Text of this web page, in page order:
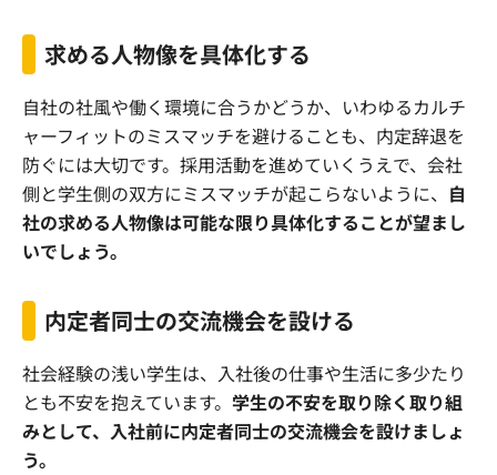
求める人物像を具体化する
自社の社風や働く環境に合うかどうか、いわゆるカルチ
ャーフィットのミスマッチを避けることも、内定辞退を
防ぐには大切です。採用活動を進めていくうえで、会社
側と学生側の双方にミスマッチが起こらないように、 自
社の求める人物像は可能な限り具体化することが望まし
いでしょう。
内定者同士の交流機会を設ける
社会経験の浅い学生は、入社後の仕事や生活に多少たり
とも不安を抱えています。 学生の不安を取り除く取り組
みとして、入社前に内定者同士の交流機会を設けましょ
う。